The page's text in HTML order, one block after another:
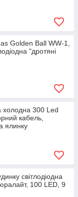
Golden Ball WW-1,
"дротяні
холодна 300 Led
кабель,
ялинку
світлодіодна
100 LED, 9